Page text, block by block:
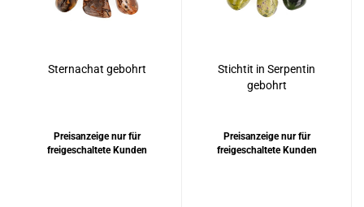
Sternachat gebohrt
Preisanzeige nur für
freigeschaltete Kunden
Stichtit in Serpentin
gebohrt
Preisanzeige nur für
freigeschaltete Kunden